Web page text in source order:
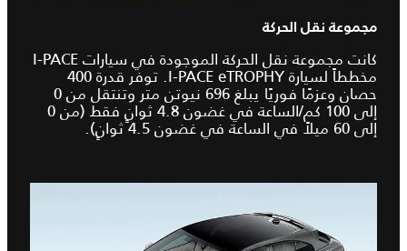
مجموعة نقل الحركة
كانت مجموعة نقل الحركة الموجودة في سيارات I‑PACE
مخططاً لسيارة I‑PACE eTROPHY. توفر قدرة 400
حصان وعزمًا فوريًا يبلغ 696 نيوتن متر وتنتقل من 0
إلى 100 كم/الساعة في غضون 4.8 ثوانٍ فقط (من 0
إلى 60 ميلاً في الساعة في غضون 4.5 ثوانٍ).